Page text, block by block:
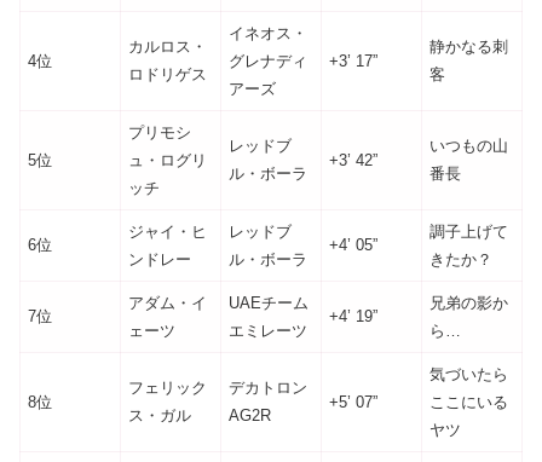
4位
カルロス・
ロドリゲス
イネオス・
グレナディ
アーズ
+3’ 17”
静かなる刺
客
5位
プリモシ
ュ・ログリ
ッチ
レッドブ
ル・ボーラ
+3’ 42”
いつもの山
番長
6位
ジャイ・ヒ
ンドレー
レッドブ
ル・ボーラ
+4’ 05”
調子上げて
きたか？
7位
アダム・イ
ェーツ
UAEチーム
エミレーツ
+4’ 19”
兄弟の影か
ら…
8位
フェリック
ス・ガル
デカトロン
AG2R
+5’ 07”
気づいたら
ここにいる
ヤツ